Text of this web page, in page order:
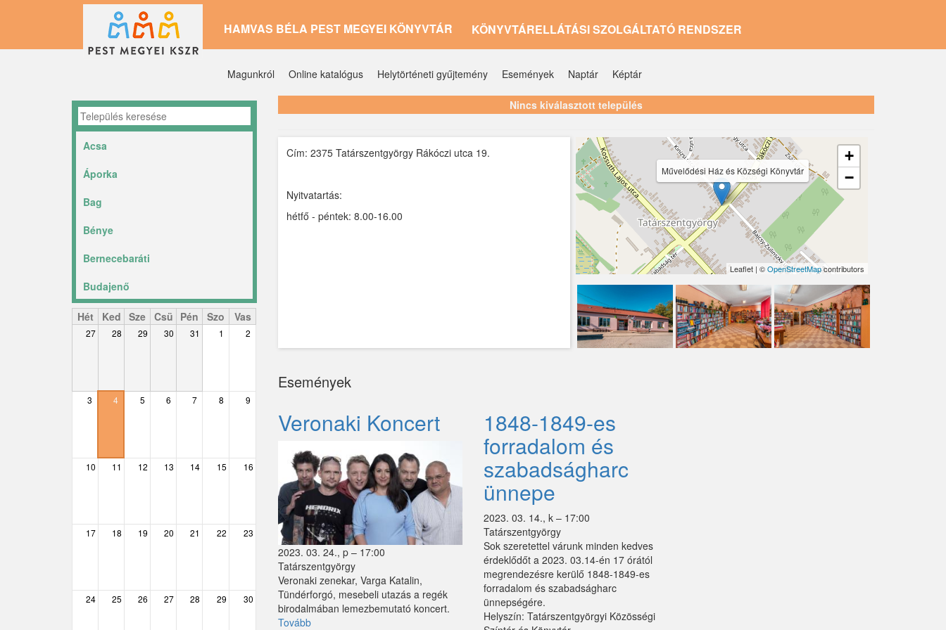
tartalomra
HAMVAS BÉLA PEST MEGYEI KÖNYVTÁR KÖNYVTÁRELLÁTÁSI SZOLGÁLTATÓ RENDSZER
Magunkról Online katalógus Helytörténeti gyűjtemény Események Naptár Képtár
Acsa
Áporka
Bag
Bénye
Bernecebaráti
Budajenő
Ceglédbercel
Csobánka
Csörög
Délegyháza
Dunabogdány
Hét Ked Sze Csü Pén Szo Vas
27 28 29 30 31 1 2
3 4 5 6 7 8 9
10 11 12 13 14 15 16
17 18 19 20 21 22 23
24 25 26 27 28 29 30
Nincs kiválasztott település
Cím: 2375 Tatárszentgyörgy Rákóczi utca 19.
Nyitvatartás:
hétfő - péntek: 8.00-16.00
Művelődési Ház és Községi Könyvtár
+
−
Leaflet | ©OpenStreetMapcontributors
Események
Veronaki Koncert
2023. 03. 24., p – 17:00
Tatárszentgyörgy
Veronaki zenekar, Varga Katalin,
Tündérforgó, mesebeli utazás a regék
birodalmában lemezbemutató koncert.
Tovább(Veronaki
1848-1849-es
forradalom és
szabadságharc
ünnepe
2023. 03. 14., k – 17:00
Tatárszentgyörgy
Sok szeretettel várunk minden kedves
érdeklődőt a 2023. 03.14-én 17 órától
megrendezésre kerülő 1848-1849-es
forradalom és szabadságharc
ünnepségére.
Helyszín: Tatárszentgyörgyi Közösségi